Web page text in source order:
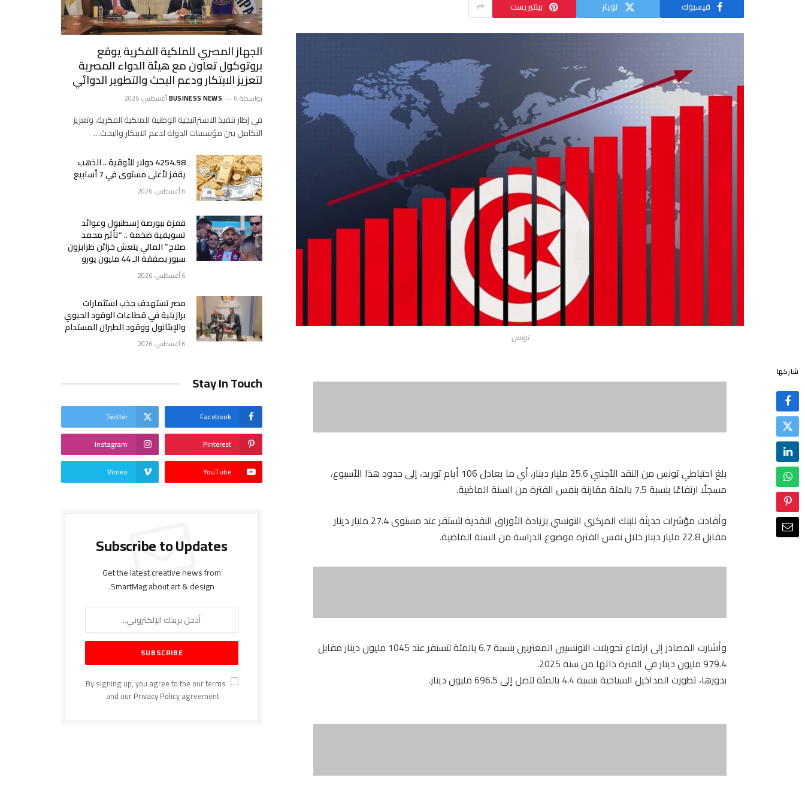
فيسبوك تويتر بينتيريست
تونس
شاركها
بلغ احتياطي تونس من النقد الأجنبي 25.6 مليار دينار، أي ما يعادل 106 أيام توريد، إلى حدود هذا الأسبوع،
مسجلًا ارتفاعًا بنسبة 7.5 بالمئة مقارنة بنفس الفترة من السنة الماضية.
وأفادت مؤشرات حديثة للبنك المركزي التونسي بزيادة الأوراق النقدية لتستقر عند مستوى 27.4 مليار دينار
مقابل 22.8 مليار دينار خلال نفس الفترة موضوع الدراسة من السنة الماضية.
وأشارت المصادر إلى ارتفاع تحويلات التونسيين المغتربين بنسبة 6.7 بالمئة لتستقر عند 1045 مليون دينار مقابل
979.4 مليون دينار في الفترة ذاتها من سنة 2025.
بدورها، تطورت المداخيل السياحية بنسبة 4.4 بالمئة لتصل إلى 696.5 مليون دينار.
الجهاز المصري للملكية الفكرية يوقع
بروتوكول تعاون مع هيئة الدواء المصرية
لتعزيز الابتكار ودعم البحث والتطوير الدوائي
بواسطة BUSINESS NEWS 6 أغسطس، 2026
في إطار تنفيذ الاستراتيجية الوطنية للملكية الفكرية، وتعزيز
التكامل بين مؤسسات الدولة لدعم الابتكار والبحث…
4254.98 دولار للأوقية .. الذهب
يقفز لأعلى مستوى في 7 أسابيع
6 أغسطس، 2026
قفزة ببورصة إسطنبول وعوائد
تسويقية ضخمة .. “تأثير محمد
صلاح” المالي ينعش خزائن طرابزون
سبور بصفقة الـ 44 مليون يورو
6 أغسطس، 2026
مصر تستهدف جذب استثمارات
برازيلية في قطاعات الوقود الحيوي
والإيثانول ووقود الطيران المستدام
6 أغسطس، 2026
Stay In Touch
Facebook
Twitter
Pinterest
Instagram
YouTube
Vimeo
Subscribe to Updates
Get the latest creative news from
SmartMag about art & design.
By signing up, you agree to the our terms
and ourPrivacy Policyagreement.